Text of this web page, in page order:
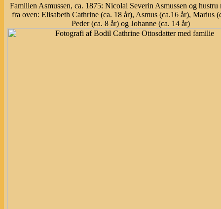
Familien Asmussen, ca. 1875: Nicolai Severin Asmussen og hustru
fra oven: Elisabeth Cathrine (ca. 18 år), Asmus (ca.16 år), Marius
Peder (ca. 8 år) og Johanne (ca. 14 år)